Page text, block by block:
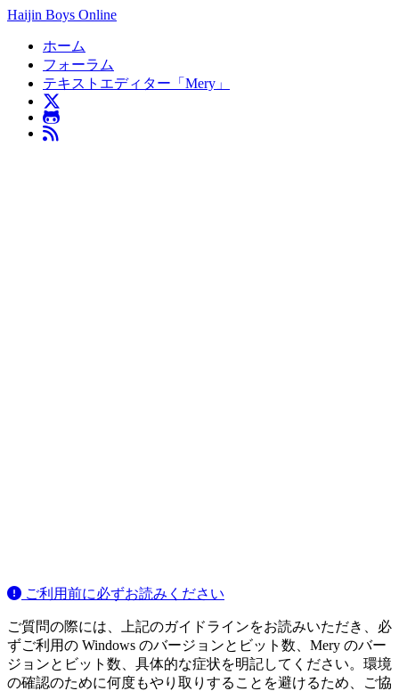
Haijin Boys Online
ホーム
フォーラム
テキストエディター「Mery」
ご利用前に必ずお読みください
ご質問の際には、上記のガイドラインをお読みいただき、必
ずご利用の Windows のバージョンとビット数、Mery のバー
ジョンとビット数、具体的な症状を明記してください。環境
の確認のために何度もやり取りすることを避けるため、ご協